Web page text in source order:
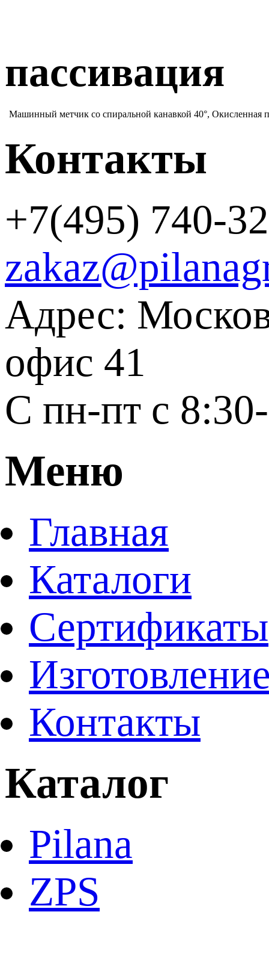
пассивация
Машинный метчик со спиральной канавкой 40°, Окисленная
Контакты
+7(495) 740-
Адрес:
офис 41
С пн-пт с
Меню
Главная
Каталоги
Сертификаты
Контакты
Каталог
Pilana
ZPS